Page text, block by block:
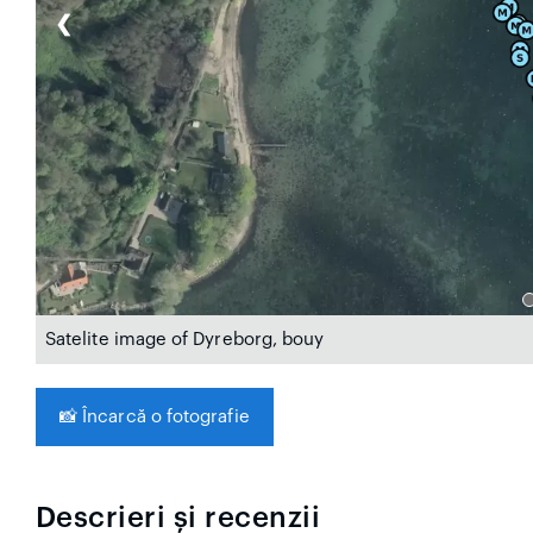
❮
Satelite image of Dyreborg, bouy
📸 Încarcă o fotografie
Descrieri și recenzii